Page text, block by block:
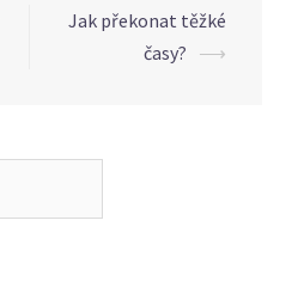
Jak překonat těžké
časy? ⟶